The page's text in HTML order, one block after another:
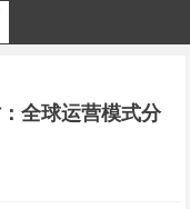
全球运营模式分